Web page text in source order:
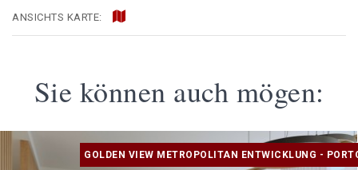
ANSICHTS KARTE:
Sie können auch mögen:
GOLDEN VIEW METROPOLITAN ENTWICKLUNG -